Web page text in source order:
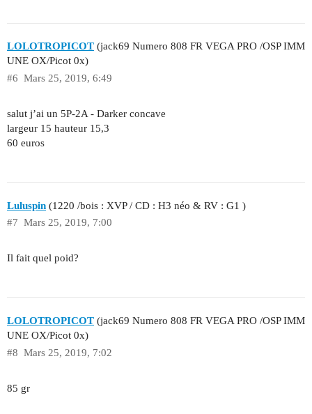
LOLOTROPICOT (jack69 Numero 808 FR VEGA PRO /OSP IMM
UNE OX/Picot 0x)
Mars 25, 2019, 6:49
#6
salut j’ai un 5P-2A - Darker concave
largeur 15 hauteur 15,3
60 euros
Luluspin (1220 /bois : XVP / CD : H3 néo & RV : G1 )
Mars 25, 2019, 7:00
#7
Il fait quel poid?
LOLOTROPICOT (jack69 Numero 808 FR VEGA PRO /OSP IMM
UNE OX/Picot 0x)
Mars 25, 2019, 7:02
#8
85 gr